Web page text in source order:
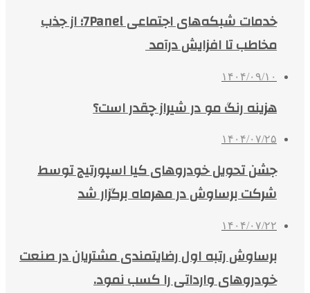
خدمات شبکه‌های اجتماعی 7Panel؛ از جذب
مخاطب تا افزایش درآمد
۱۴۰۴/۰۹/۱۰
هزینه رنگ مو در شیراز چقدر است؟
۱۴۰۴/۰۷/۲۵
جشن تحویل خودروهای کیا اسپورتیج توسط
شرکت برساوش در مهرماه برگزار شد
۱۴۰۴/۰۷/۲۲
برساوش رتبه اول رضایتمندی مشتریان در صنعت
خودروهای وارداتی را کسب نمود.